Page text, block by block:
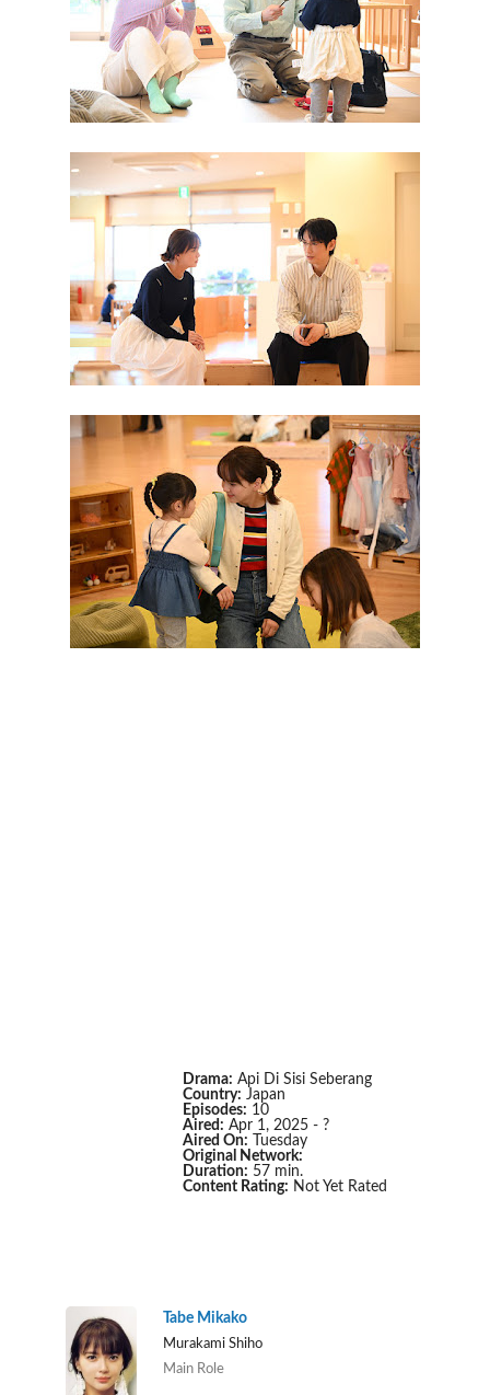
Drama: Api Di Sisi Seberang
Country: Japan
Episodes: 10
Aired: Apr 1, 2025 - ?
Aired On:
Tuesday
Original Network:
Duration: 57 min.
Content Rating: Not Yet Rated
Tabe Mikako
Murakami Shiho
Main Role